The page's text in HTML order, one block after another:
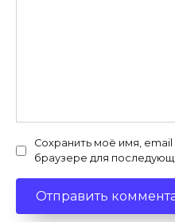
Сохранить моё имя, email
браузере для